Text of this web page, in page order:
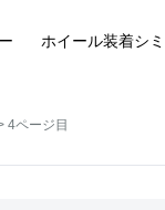
ホイール装着シ
4ページ目